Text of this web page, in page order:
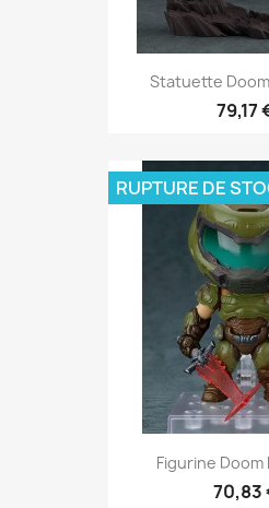
Statuette
79,17
Figurine Doom
70,83
RUPTURE DE